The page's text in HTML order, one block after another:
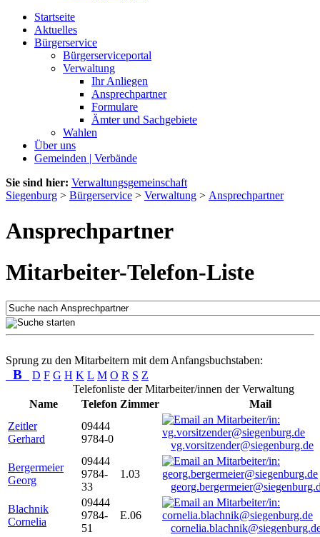
Startseite
Aktuelles
Bürgerservice
Bürgerserviceportal
Verwaltung
Ihr Anliegen
Ansprechpartner
Formulare
Ämter und Sachgebiete
Wahlen
Über uns
Gemeinden | Verbände
Sie sind hier: Verwaltungsgemeinschaft
Siegenburg > Bürgerservice > Verwaltung > Ansprechpartner
Ansprechpartner
Mitarbeiter-Telefon-Liste
Sprung zu den Mitarbeitern mit dem Anfangsbuchstaben:
B D F G H K L M O R S Z
Telefonliste der Mitarbeiter/innen der Verwaltung
Name
Telefon Zimmer
Mail
Zeitler
Gerhard
09444
9784-0
vg.vorsitzender@siegenburg.de
Bergermeier
Georg
09444
9784-
33
1.03
Blachnik
Cornelia
09444
9784-
51
E.06